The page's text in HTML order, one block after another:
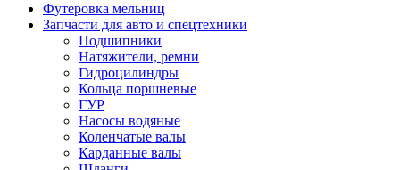
Футеровка мельниц
Запчасти для авто и спецтехники
Подшипники
Натяжители, ремни
Гидроцилиндры
Кольца поршневые
ГУР
Насосы водяные
Коленчатые валы
Карданные валы